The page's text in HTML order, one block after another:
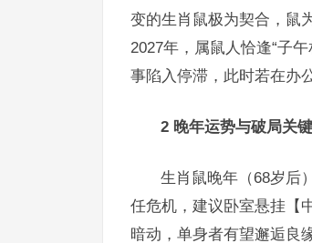
变的生肖鼠极为契合，鼠
2027年，属鼠人恰逢“子
事陷入停滞，此时若在办
2 晚年运势与破局关键
生肖鼠晚年（68岁后
任危机，建议卧室悬挂【
暗动，单身者有望邂逅良